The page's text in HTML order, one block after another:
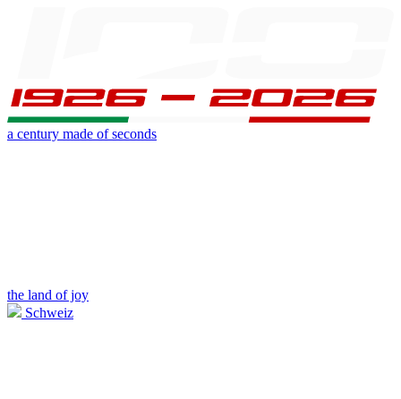
a century made of seconds
the land of joy
Schweiz